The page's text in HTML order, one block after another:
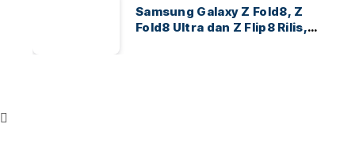
Samsung Galaxy Z Fold8, Z
Fold8 Ultra dan Z Flip8 Rilis,